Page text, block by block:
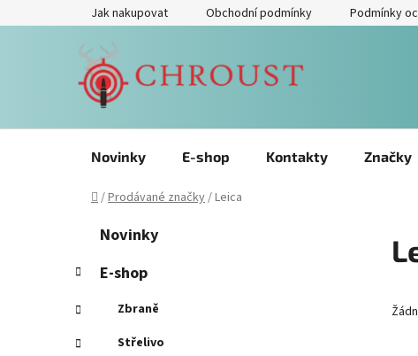
na
Jak nakupovat Obchodní podmínky Podmínky
Novinky E-shop Kontakty Značky
Domů
/Prodávané značky/Leica
s
r
a
kategorie
t
e
g
r
Novinky
E-shop
Zbraně
Střelivo